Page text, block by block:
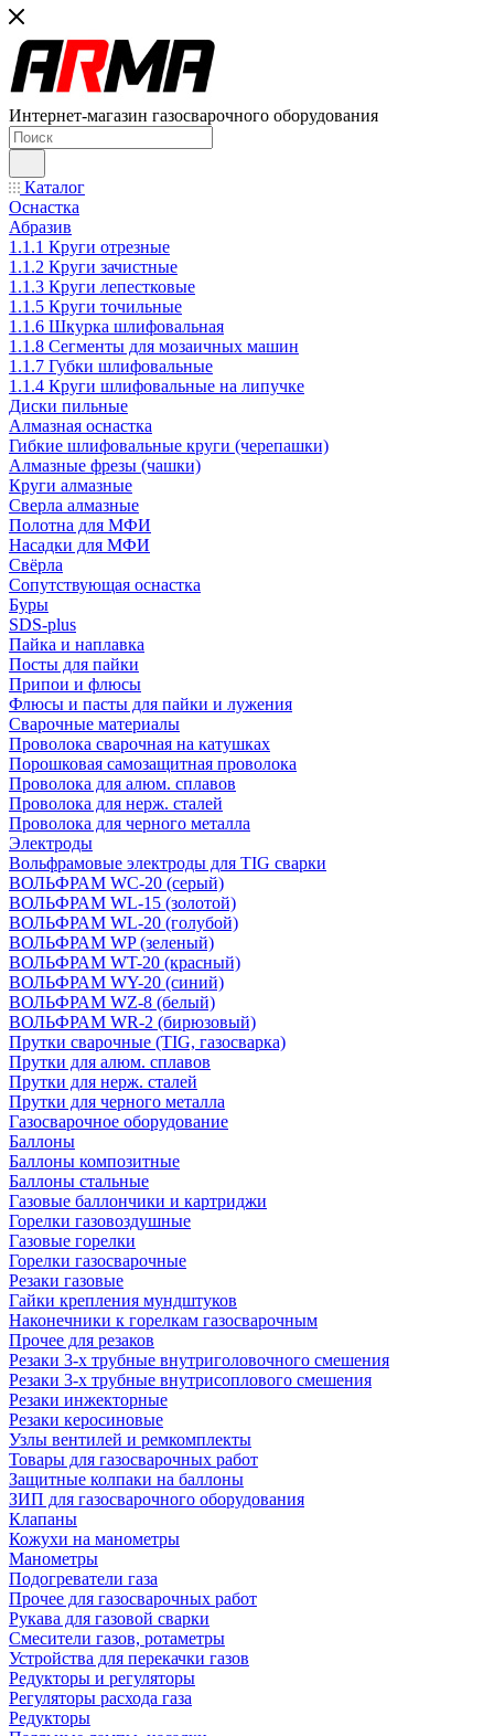
Интернет-магазин газосварочного оборудования
Каталог
Оснастка
Абразив
1.1.1 Круги отрезные
1.1.2 Круги зачистные
1.1.3 Круги лепестковые
1.1.5 Круги точильные
1.1.6 Шкурка шлифовальная
1.1.8 Сегменты для мозаичных машин
1.1.7 Губки шлифовальные
1.1.4 Круги шлифовальные на липучке
Диски пильные
Алмазная оснастка
Гибкие шлифовальные круги (черепашки)
Алмазные фрезы (чашки)
Круги алмазные
Сверла алмазные
Полотна для МФИ
Насадки для МФИ
Свёрла
Сопутствующая оснастка
Буры
SDS-plus
Пайка и наплавка
Посты для пайки
Припои и флюсы
Флюсы и пасты для пайки и лужения
Сварочные материалы
Проволока сварочная на катушках
Порошковая самозащитная проволока
Проволока для алюм. сплавов
Проволока для нерж. сталей
Проволока для черного металла
Электроды
Вольфрамовые электроды для TIG сварки
ВОЛЬФРАМ WC-20 (серый)
ВОЛЬФРАМ WL-15 (золотой)
ВОЛЬФРАМ WL-20 (голубой)
ВОЛЬФРАМ WP (зеленый)
ВОЛЬФРАМ WT-20 (красный)
ВОЛЬФРАМ WY-20 (синий)
ВОЛЬФРАМ WZ-8 (белый)
ВОЛЬФРАМ WR-2 (бирюзовый)
Прутки сварочные (TIG, газосварка)
Прутки для алюм. сплавов
Прутки для нерж. сталей
Прутки для черного металла
Газосварочное оборудование
Баллоны
Баллоны композитные
Баллоны стальные
Газовые баллончики и картриджи
Горелки газовоздушные
Газовые горелки
Горелки газосварочные
Резаки газовые
Гайки крепления мундштуков
Наконечники к горелкам газосварочным
Прочее для резаков
Резаки 3-х трубные внутриголовочного смешения
Резаки 3-х трубные внутрисоплового смешения
Резаки инжекторные
Резаки керосиновые
Узлы вентилей и ремкомплекты
Товары для газосварочных работ
Защитные колпаки на баллоны
ЗИП для газосварочного оборудования
Клапаны
Кожухи на манометры
Манометры
Подогреватели газа
Прочее для газосварочных работ
Рукава для газовой сварки
Смесители газов, ротаметры
Устройства для перекачки газов
Редукторы и регуляторы
Регуляторы расхода газа
Редукторы